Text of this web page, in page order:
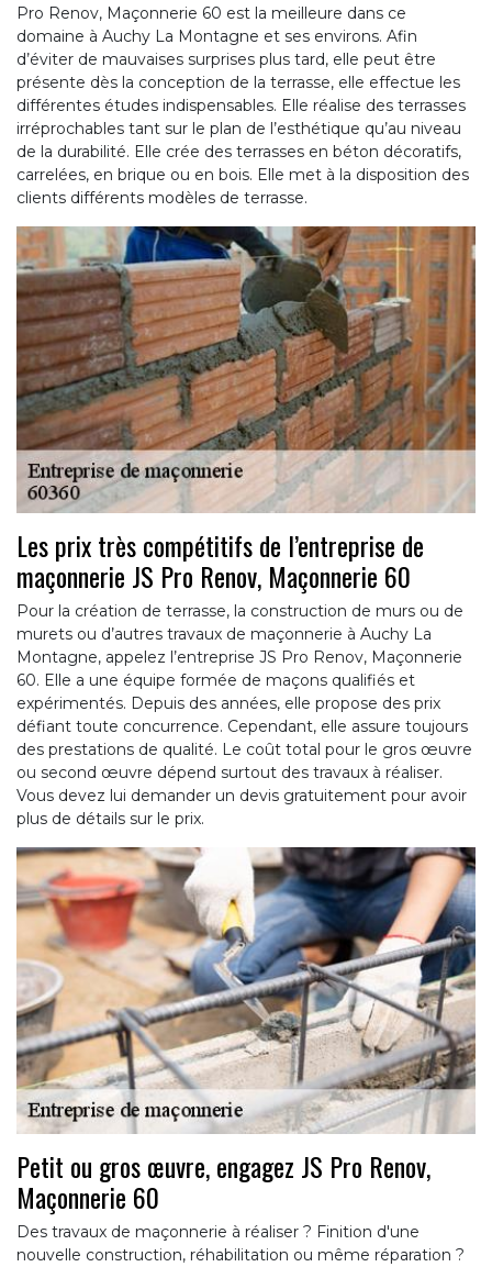
Pro Renov, Maçonnerie 60 est la meilleure dans ce
domaine à Auchy La Montagne et ses environs. Afin
d’éviter de mauvaises surprises plus tard, elle peut être
présente dès la conception de la terrasse, elle effectue les
différentes études indispensables. Elle réalise des terrasses
irréprochables tant sur le plan de l’esthétique qu’au niveau
de la durabilité. Elle crée des terrasses en béton décoratifs,
carrelées, en brique ou en bois. Elle met à la disposition des
clients différents modèles de terrasse.
Les prix très compétitifs de l’entreprise de
maçonnerie JS Pro Renov, Maçonnerie 60
Pour la création de terrasse, la construction de murs ou de
murets ou d’autres travaux de maçonnerie à Auchy La
Montagne, appelez l’entreprise JS Pro Renov, Maçonnerie
60. Elle a une équipe formée de maçons qualifiés et
expérimentés. Depuis des années, elle propose des prix
défiant toute concurrence. Cependant, elle assure toujours
des prestations de qualité. Le coût total pour le gros œuvre
ou second œuvre dépend surtout des travaux à réaliser.
Vous devez lui demander un devis gratuitement pour avoir
plus de détails sur le prix.
Petit ou gros œuvre, engagez JS Pro Renov,
Maçonnerie 60
Des travaux de maçonnerie à réaliser ? Finition d'une
nouvelle construction, réhabilitation ou même réparation ?